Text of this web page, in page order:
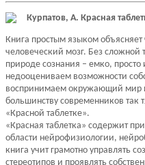
Курпатов, А. Красная
Книга простым языком
человеческий мозг. Без сложной
природе сознания – емко,
недооцениваем возможности
воспринимаем окружающий мир
большинству современников так
«Красной таблетке».
«Красная таблетка» содержит
области нейрофизиологии,
книга учит грамотно управлять
стереотипов и проявлять